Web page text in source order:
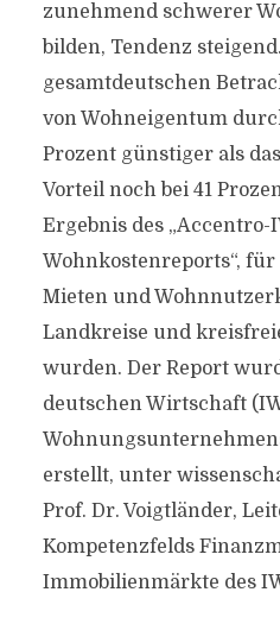
zunehmend schwerer
bilden, Tendenz
gesamtdeutschen
von Wohneigentum
Prozent günstiger als
Vorteil noch bei 41
Ergebnis des „Accentro-
Wohnkostenreports“,
Mieten und
Landkreise und
wurden. Der Report
deutschen Wirtschaft
erstellt, unter
Prof. Dr. Voigtländer,
Kompetenzfelds
Immobilienmärkte des